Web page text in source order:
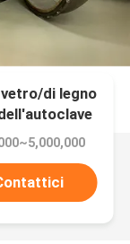
di legno